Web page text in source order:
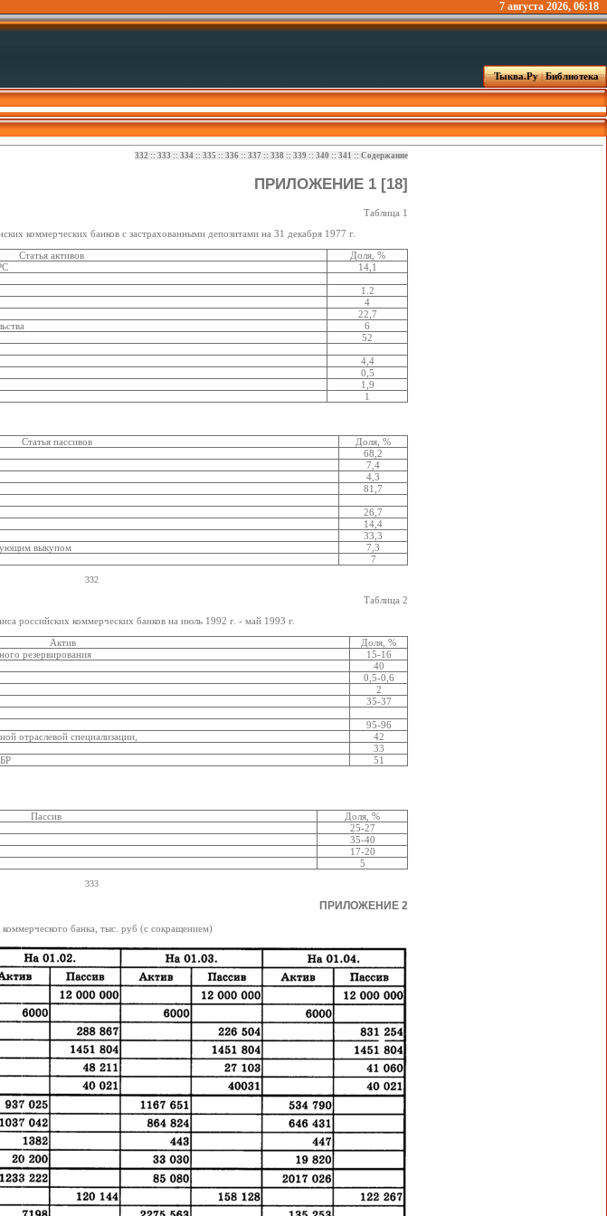
7 августа 2026, 06:18
Тыква.Ру|Библиотека
332 :: 333 :: 334 :: 335 :: 336 :: 337 :: 338 :: 339 :: 340 :: 341 :: Содержание
ПРИЛОЖЕНИЕ 1 [18]
Таблица 1
коммерческих банков с застрахованными депозитами на 31 декабря 1977 г.
Статья активов
Доля, %
14,1
1.2
4
22,7
6
52
4,4
0,5
1,9
1
Статья пассивов
Доля, %
68,2
7,4
4,3
81,7
26,7
14,4
33,3
выкупом
7,3
7
332
Таблица 2
российских коммерческих банков на июль 1992 г. - май 1993 г.
Актив
Доля, %
резервирования
15-16
40
0,5-0,6
2
35-37
95-96
отраслевой специализации,
42
33
51
Пассив
Доля, %
25-27
35-40
17-20
5
333
ПРИЛОЖЕНИЕ 2
коммерческого банка, тыс. руб (с сокращением)